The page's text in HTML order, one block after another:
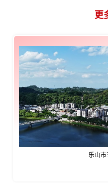
更
乐山市